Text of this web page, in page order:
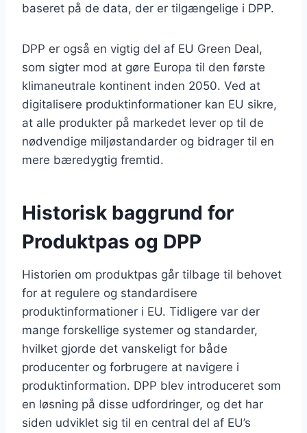
baseret på de data, der er tilgængelige i DPP.
DPP er også en vigtig del af EU Green Deal,
som sigter mod at gøre Europa til den første
klimaneutrale kontinent inden 2050. Ved at
digitalisere produktinformationer kan EU sikre,
at alle produkter på markedet lever op til de
nødvendige miljøstandarder og bidrager til en
mere bæredygtig fremtid.
Historisk baggrund for
Produktpas og DPP
Historien om produktpas går tilbage til behovet
for at regulere og standardisere
produktinformationer i EU. Tidligere var der
mange forskellige systemer og standarder,
hvilket gjorde det vanskeligt for både
producenter og forbrugere at navigere i
produktinformation. DPP blev introduceret som
en løsning på disse udfordringer, og det har
siden udviklet sig til en central del af EU’s